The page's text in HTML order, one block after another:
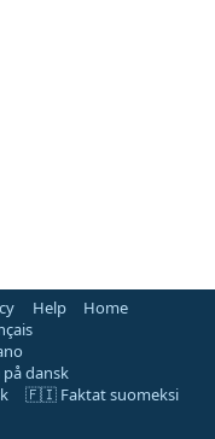
Help
Home
dansk
🇫🇮 Faktat suomeksi